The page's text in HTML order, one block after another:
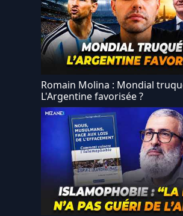
Romain Molina : Mondial
L'Argentine favorisée ?